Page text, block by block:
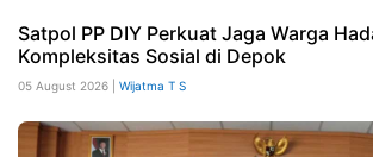
Satpol PP DIY Perkuat Jaga Warga
Kompleksitas Sosial di Depok
05 August 2026 | Wijatma T S